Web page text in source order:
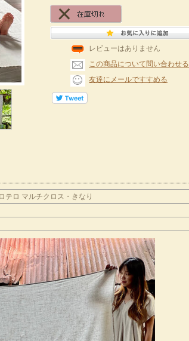
レビューはありません
この商品について問い合わせる
友達にメールですすめる
テロ マルチクロス・きなり